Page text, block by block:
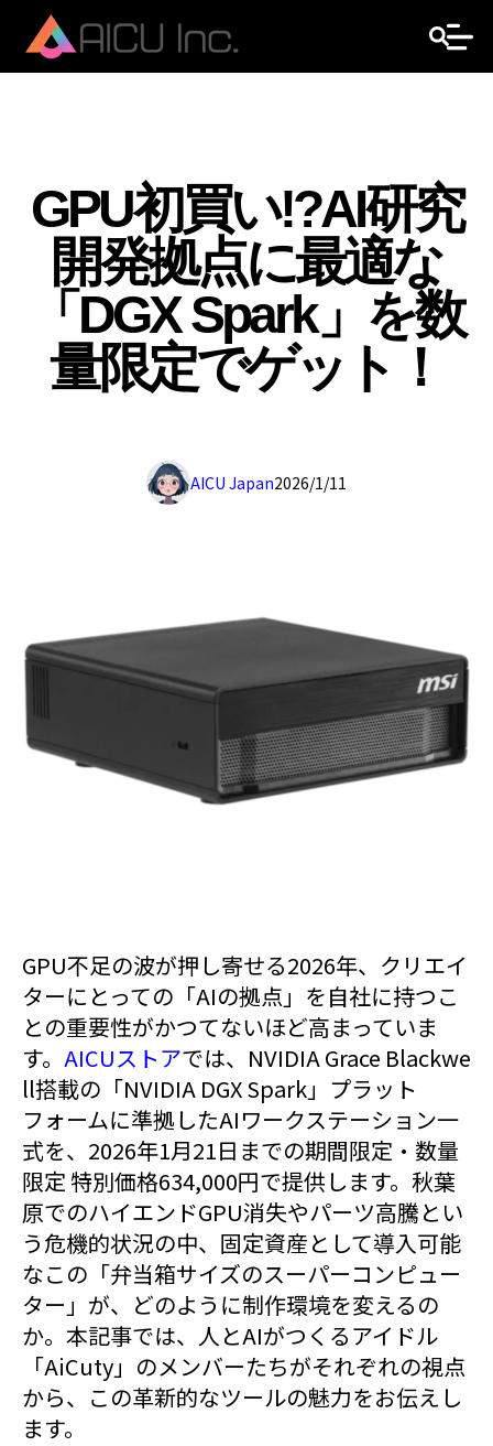
GPU初買い!?AI研究
開発拠点に最適な
「DGX Spark」を数
量限定でゲット！
2026/1/11
AICU Japan
GPU不足の波が押し寄せる2026年、クリエイ
ターにとっての「AIの拠点」を自社に持つこ
との重要性がかつてないほど高まっていま
す。 AICUストアでは、NVIDIA Grace Blackwe
ll搭載の「NVIDIA DGX Spark」プラット
フォームに準拠したAIワークステーション一
式を、2026年1月21日までの期間限定・数量
限定 特別価格634,000円で提供します。秋葉
原でのハイエンドGPU消失やパーツ高騰とい
う危機的状況の中、固定資産として導入可能
なこの「弁当箱サイズのスーパーコンピュー
ター」が、どのように制作環境を変えるの
か。本記事では、人とAIがつくるアイドル
「AiCuty」のメンバーたちがそれぞれの視点
から、この革新的なツールの魅力をお伝えし
ます。